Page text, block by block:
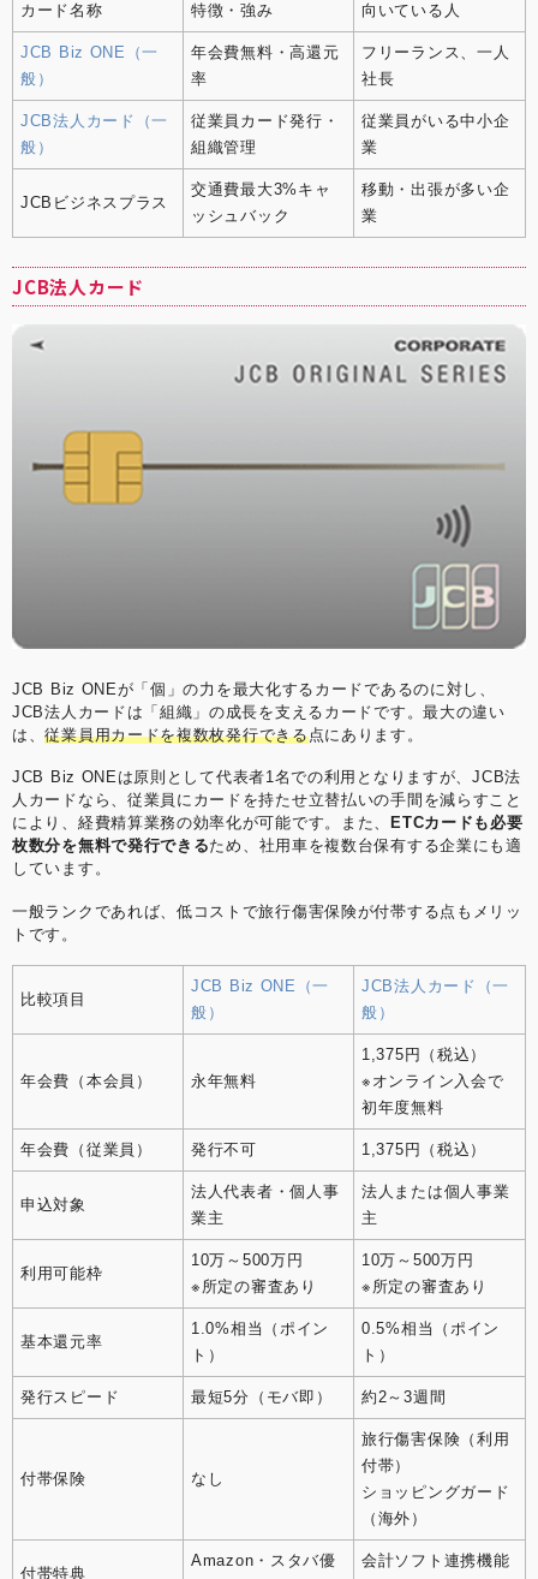
カード名称 特徴・強み 向いている人
JCB Biz ONE（一
般）
年会費無料・高還元
率
フリーランス、一人
社長
JCB法人カード（一
般）
従業員カード発行・
組織管理
従業員がいる中小企
業
JCBビジネスプラス
交通費最大3%キャ
ッシュバック
移動・出張が多い企
業
JCB法人カード
JCB Biz ONEが「個」の力を最大化するカードであるのに対し、
JCB法人カードは「組織」の成長を支えるカードです。最大の違い
は、従業員用カードを複数枚発行できる点にあります。
JCB Biz ONEは原則として代表者1名での利用となりますが、JCB法
人カードなら、従業員にカードを持たせ立替払いの手間を減らすこと
により、経費精算業務の効率化が可能です。また、
ETCカードも必要
枚数分を無料で発行できるため、社用車を複数台保有する企業にも適
しています。
一般ランクであれば、低コストで旅行傷害保険が付帯する点もメリッ
トです。
比較項目
JCB Biz ONE（一
般）
JCB法人カード（一
般）
年会費（本会員） 永年無料
1,375円（税込）
※オンライン入会で
初年度無料
年会費（従業員） 発行不可 1,375円（税込）
申込対象
法人代表者・個人事
業主
法人または個人事業
主
利用可能枠
10万～500万円
※所定の審査あり
10万～500万円
※所定の審査あり
基本還元率
1.0%相当（ポイン
ト）
0.5%相当（ポイン
ト）
発行スピード 最短5分（モバ即） 約2～3週間
付帯保険 なし
旅行傷害保険（利用
付帯）
ショッピングガード
（海外）
付帯特典
Amazon・スタバ優
会計ソフト連携機能